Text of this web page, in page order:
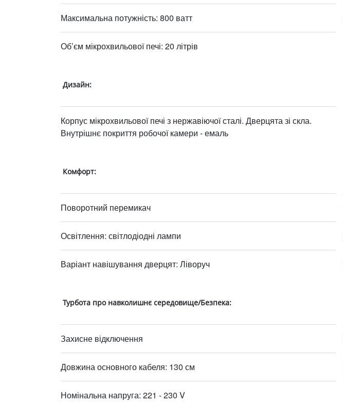
Максимальна потужність: 800 ватт
Об’єм мікрохвильової печі: 20 літрів
Дизайн:
Корпус мікрохвильової печі з нержавіючої сталі. Дверцята зі скла.
Внутрішнє покриття робочої камери - емаль
Комфорт:
Поворотний перемикач
Освітлення: світлодіодні лампи
Варіант навішування дверцят: Ліворуч
Турбота про навколишнє середовище/Безпека:
Захисне відключення
Довжина основного кабеля: 130 см
Номінальна напруга: 221 - 230 V